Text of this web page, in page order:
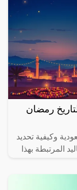
لتاريخ رمضان
2025 في السعودية وكيفية تحديد
المرتبطة بهذا